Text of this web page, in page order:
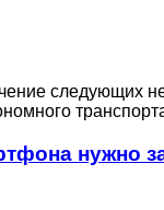
следующих
нужно